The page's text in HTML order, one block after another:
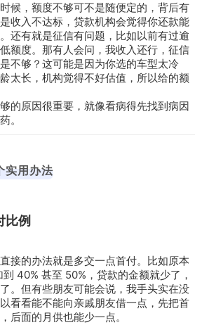
候，额度不够可不是随便定的，背后有
收入不达标，贷款机构会觉得你还款能
还有就是征信有问题，比如以前有过逾
额度。那有人会问，我收入还行，征信
不够？这可能是因为你选的车型太冷
太长，机构觉得不好估值，所以给的额
的原因很重要，就像看病得先找到病因
。
实用办法
比例
接的办法就是多交一点首付。比如原本
40% 甚至 50%，贷款的金额就少了，
。但有些朋友可能会说，我手头实在没
看看能不能向亲戚朋友借一点，先把首
后面的月供也能少一点。